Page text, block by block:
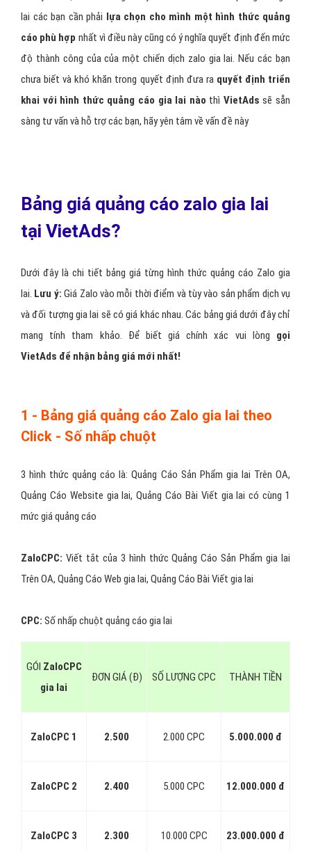
lai các bạn cần phải lựa chọn cho mình một hình thức quảng
cáo phù hợp nhất vì điều này cũng có ý nghĩa quyết định đến mức
độ thành công của của một chiến dịch zalo gia lai. Nếu các bạn
chưa biết và khó khăn trong quyết định đưa ra quyết định triển
khai với hình thức quảng cáo gia lai nào thì VietAds sẽ sẵn
sàng tư vấn và hỗ trợ các bạn, hãy yên tâm về vấn đề này
Bảng giá quảng cáo zalo gia lai
tại VietAds?
Dưới đây là chi tiết bảng giá từng hình thức quảng cáo Zalo gia
lai. Lưu ý: Giá Zalo vào mỗi thời điểm và tùy vào sản phẩm dịch vụ
và đối tượng gia lai sẽ có giá khác nhau. Các bảng giá dưới đây chỉ
mang tính tham khảo. Để biết giá chính xác vui lòng gọi
VietAds để nhận bảng giá mới nhất!
1 - Bảng giá quảng cáo Zalo gia lai theo
Click - Số nhấp chuột
3 hình thức quảng cáo là: Quảng Cáo Sản Phẩm gia lai Trên OA,
Quảng Cáo Website gia lai, Quảng Cáo Bài Viết gia lai có cùng 1
mức giá quảng cáo
ZaloCPC: Viết tắt của 3 hình thức Quảng Cáo Sản Phẩm gia lai
Trên OA, Quảng Cáo Web gia lai, Quảng Cáo Bài Viết gia lai
CPC: Số nhấp chuột quảng cáo gia lai
GÓI ZaloCPC
gia lai
ĐƠN GIÁ (Đ) SỐ LƯỢNG CPC THÀNH TIỀN
ZaloCPC 1 2.500 2.000 CPC 5.000.000 đ
ZaloCPC 2 2.400 5.000 CPC 12.000.000 đ
ZaloCPC 3 2.300 10.000 CPC 23.000.000 đ